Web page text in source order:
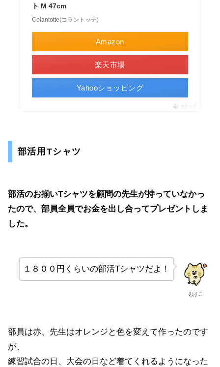
ト M 47cm
Colantotte(コラントッテ)
Amazon
楽天市場
Yahooショッピング
ポチップ
部活用Tシャツ
部活のお揃いTシャツを顧問の先生が持っていなかっ
たので、部員全員でお金を出し合ってプレゼントしま
した。
むすこ
１８００円くらいの部活Tシャツだよ！
部員は赤、先生はオレンジと色を変えて作ったのです
が、
練習試合の日、大会の日など着てくれるようになった